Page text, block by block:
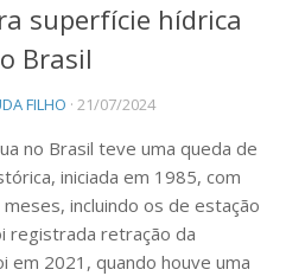
superfície hídrica
Brasil
FILHO · 21/07/2024
no Brasil teve uma queda de
iniciada em 1985, com
incluindo os de estação
registrada retração da
em 2021, quando houve uma